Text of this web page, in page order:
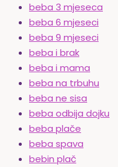
beba 3 mjeseca
beba 6 mjeseci
beba 9 mjeseci
beba i brak
beba i mama
beba na trbuhu
beba ne sisa
beba odbija dojku
beba plače
beba spava
bebin plač